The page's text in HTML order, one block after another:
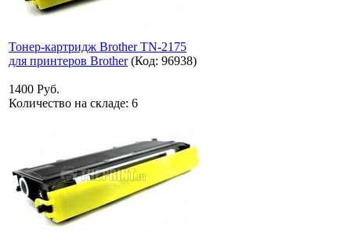
Тонер-картридж Brother TN-2175
для принтеров Brother (Код: 96938)
1400 Руб.
Количество на складе: 6